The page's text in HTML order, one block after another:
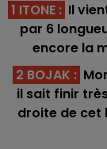
1 ITONE : Il
par 6
encore la
2 BOJAK :
il sait finir
droite de cet